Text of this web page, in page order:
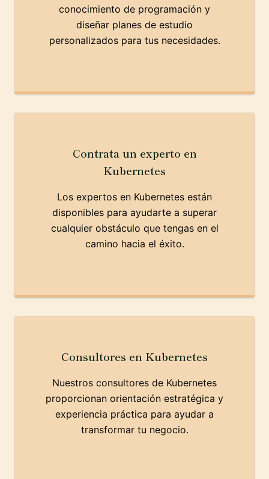
conocimiento de programación y
diseñar planes de estudio
personalizados para tus necesidades.
Contrata un experto en
Kubernetes
Los expertos en Kubernetes están
disponibles para ayudarte a superar
cualquier obstáculo que tengas en el
camino hacia el éxito.
Consultores en Kubernetes
Nuestros consultores de Kubernetes
proporcionan orientación estratégica y
experiencia práctica para ayudar a
transformar tu negocio.